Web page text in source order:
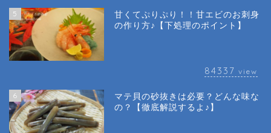
5
甘くてぷりぷり！！甘エビのお刺身
の作り方♪【下処理のポイント】
84337 view
6
マテ貝の砂抜きは必要？どんな味な
の？【徹底解説するよ♪】